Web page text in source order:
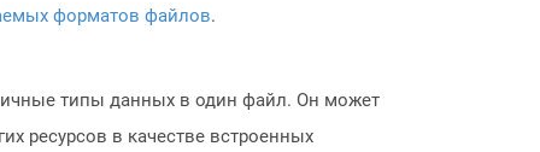
форматов файлов.
типы данных в один файл. Он может
ресурсов в качестве встроенных